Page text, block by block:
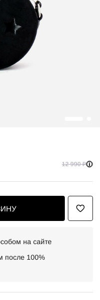
12 990 ₽
на сайте
после 100%